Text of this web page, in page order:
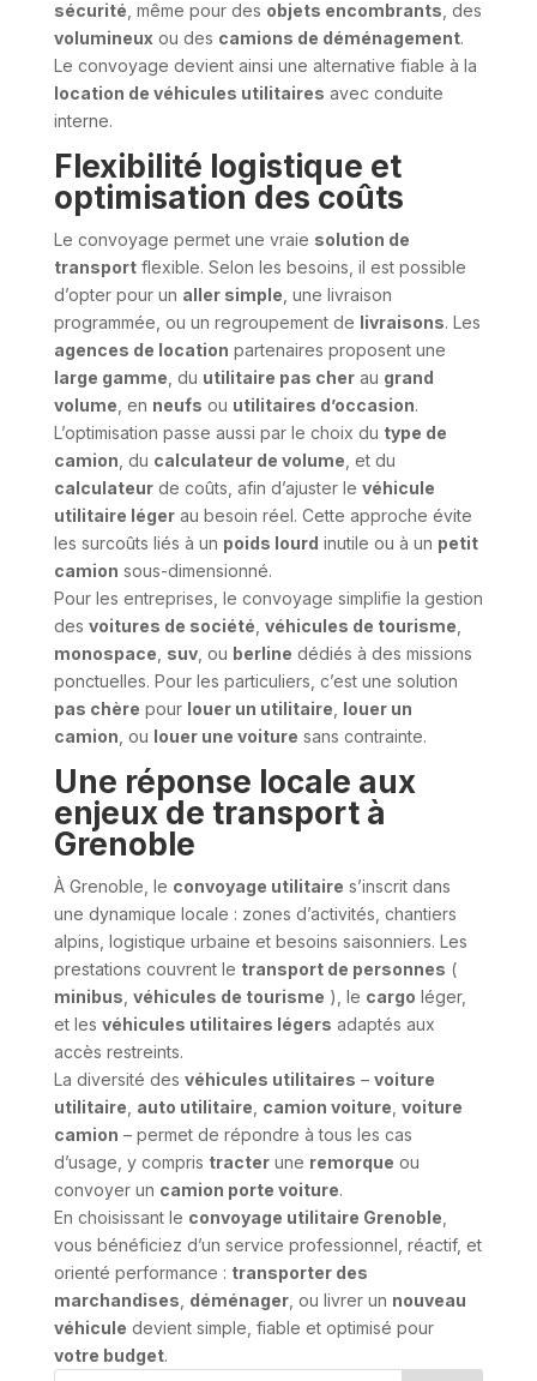
sécurité , même pour des objets encombrants , des
volumineux ou des camions de déménagement.
Le convoyage devient ainsi une alternative fiable à la
location de véhicules utilitaires avec conduite
interne.
Flexibilité logistique et
optimisation des coûts
Le convoyage permet une vraie solution de
transportflexible. Selon les besoins, il est possible
d’opter pour un aller simple , une livraison
programmée, ou un regroupement de livraisons. Les
agences de location partenaires proposent une
large gamme , du utilitaire pas cherau grand
volume , en neufs ou utilitaires d’occasion.
L’optimisation passe aussi par le choix du type de
camion , du calculateur de volume , et du
calculateurde coûts, afin d’ajuster le véhicule
utilitaire légerau besoin réel. Cette approche évite
les surcoûts liés à un poids lourd inutile ou à un petit
camion sous-dimensionné.
Pour les entreprises, le convoyage simplifie la gestion
des voitures de société véhicules de tourisme
monospace suv, ou berline dédiés à des missions
ponctuelles. Pour les particuliers, c’est une solution
pas chère pour louer un utilitaire louer un
camion , ou louer une voiture sans contrainte.
Une réponse locale aux
enjeux de transport à
Grenoble
À Grenoble, le convoyage utilitaire s’inscrit dans
une dynamique locale : zones d’activités, chantiers
alpins, logistique urbaine et besoins saisonniers. Les
prestations couvrent le transport de personnes (
minibus véhicules de tourisme ), le cargo léger,
et les véhicules utilitaires légers adaptés aux
accès restreints.
La diversité des véhicules utilitaires – voiture
utilitaire auto utilitaire camion voiture voiture
camion – permet de répondre à tous les cas
d’usage, y compris tracterune remorque ou
convoyer un camion porte voiture.
En choisissant le convoyage utilitaire Grenoble
vous bénéficiez d’un service professionnel, réactif, et
orienté performance : transporter des
marchandises déménager, ou livrer un nouveau
véhicule devient simple, fiable et optimisé pour
votre budget.